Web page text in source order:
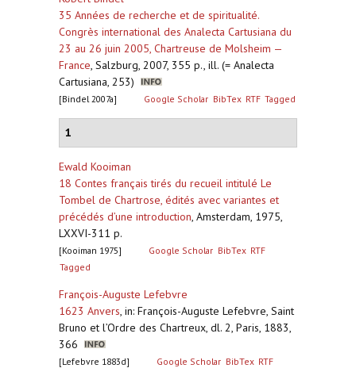
35 Années de recherche et de spiritualité.
Congrès international des Analecta Cartusiana du
23 au 26 juin 2005, Chartreuse de Molsheim —
France, Salzburg, 2007, 355 p., ill. (= Analecta
Cartusiana, 253)
[Bindel 2007a] Google Scholar BibTex RTF Tagged
1
Ewald Kooiman
18 Contes français tirés du recueil intitulé Le
Tombel de Chartrose, édités avec variantes et
précédés d’une introduction, Amsterdam, 1975,
LXXVI-311 p.
[Kooiman 1975] Google Scholar BibTex RTF
Tagged
François-Auguste Lefebvre
1623 Anvers, in: François-Auguste Lefebvre, Saint
Bruno et l’Ordre des Chartreux, dl. 2, Paris, 1883,
366
[Lefebvre 1883d] Google Scholar BibTex RTF